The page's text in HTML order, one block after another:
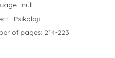
: null
: Psikoloji
of pages: 214-223